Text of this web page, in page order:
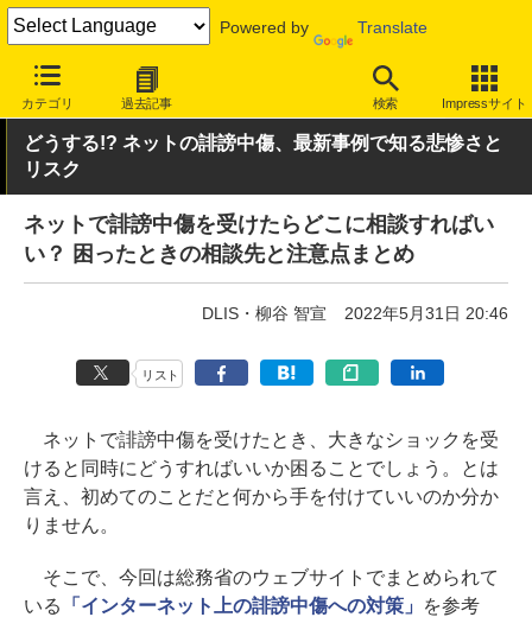
Powered by Translate
カテゴリ 過去記事 検索 Impressサイト
INTERNET Watch トピック その他
どうする!? ネットの誹謗中傷、最新事例で知る悲惨さと
リスク
ネットで誹謗中傷を受けたらどこに相談すればい
い？ 困ったときの相談先と注意点まとめ
DLIS・柳谷 智宣 2022年5月31日 20:46
リスト
ネットで誹謗中傷を受けたとき、大きなショックを受
けると同時にどうすればいいか困ることでしょう。とは
言え、初めてのことだと何から手を付けていいのか分か
りません。
そこで、今回は総務省のウェブサイトでまとめられて
いる
「インターネット上の誹謗中傷への対策」
を参考